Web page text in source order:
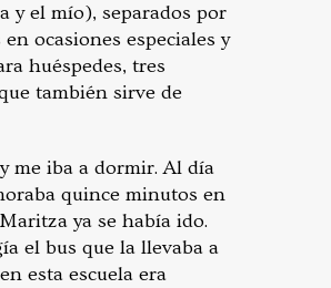
y el mío), separados por
ocasiones especiales y
huéspedes, tres
también sirve de
me iba a dormir. Al día
quince minutos en
ya se había ido.
el bus que la llevaba a
esta escuela era